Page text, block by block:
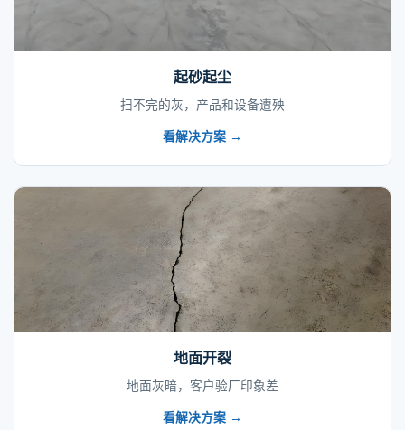
起砂起尘
扫不完的灰，产品和设备遭殃
看解决方案 →
地面开裂
地面灰暗，客户验厂印象差
看解决方案 →